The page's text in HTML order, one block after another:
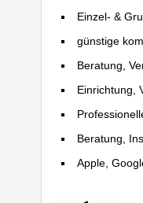
Einzel- &
günstige
Beratung,
Einrichtung,
Beratung,
Apple,